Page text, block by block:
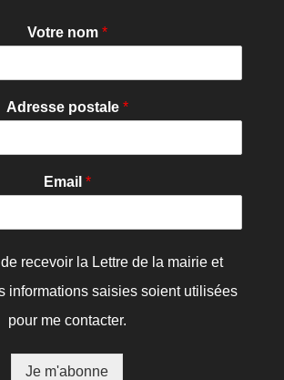
Votre nom *
Adresse postale *
Email *
recevoir la Lettre de la mairie et
informations saisies soient utilisées
pour me contacter.
Je m'abonne